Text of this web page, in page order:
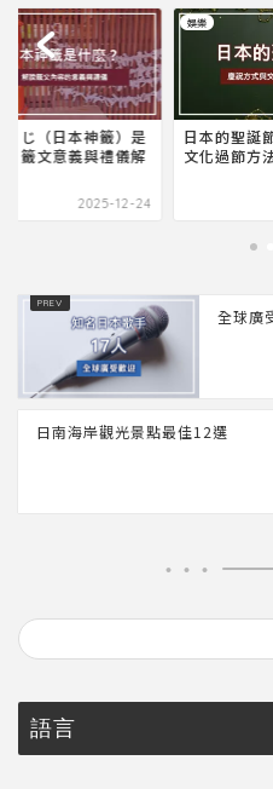
くじ（日本神籤）是
？籤文意義與禮儀解
2025-12-24
娛樂
日本的聖誕
文化過節方
全球廣
日南海岸觀光景點最佳12選
語言